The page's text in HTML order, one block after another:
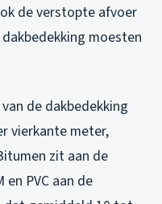
de verstopte afvoer
moesten
de dakbedekking
vierkante meter,
zit aan de
PVC aan de